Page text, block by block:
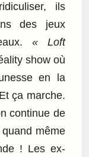
ils
des jeux
« Loft
show où
en la
ça marche.
continue de
même
! Les ex-